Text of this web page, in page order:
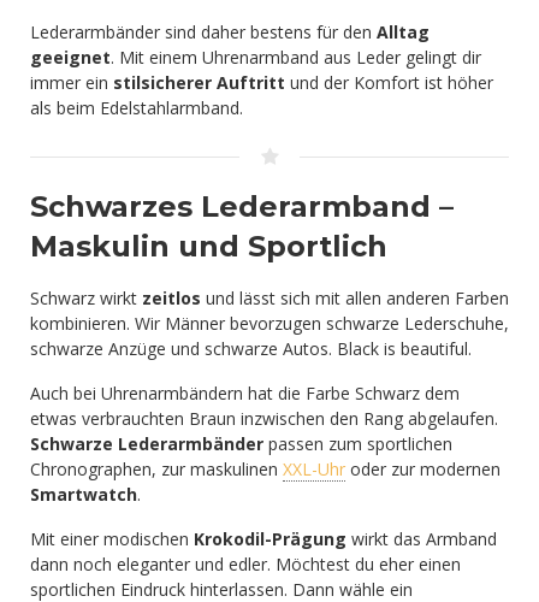
Lederarmbänder sind daher bestens für den Alltag
geeignet. Mit einem Uhrenarmband aus Leder gelingt dir
immer ein stilsicherer Auftritt und der Komfort ist höher
als beim Edelstahlarmband.
Schwarzes Lederarmband –
Maskulin und Sportlich
Schwarz wirkt zeitlos und lässt sich mit allen anderen Farben
kombinieren. Wir Männer bevorzugen schwarze Lederschuhe,
schwarze Anzüge und schwarze Autos. Black is beautiful.
Auch bei Uhrenarmbändern hat die Farbe Schwarz dem
etwas verbrauchten Braun inzwischen den Rang abgelaufen.
Schwarze Lederarmbänder passen zum sportlichen
Chronographen, zur maskulinen XXL-Uhr oder zur modernen
Smartwatch.
Mit einer modischen Krokodil-Prägung wirkt das Armband
dann noch eleganter und edler. Möchtest du eher einen
sportlichen Eindruck hinterlassen. Dann wähle ein